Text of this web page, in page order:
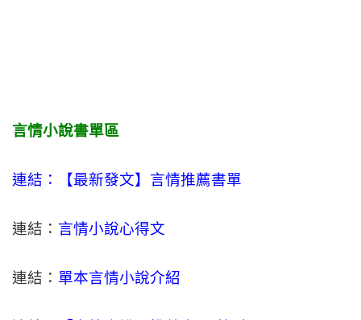
言情小說書單區
連結：【最新發文】 言情推薦書單
連結： 言情小說心得文
連結： 單本言情小說介紹